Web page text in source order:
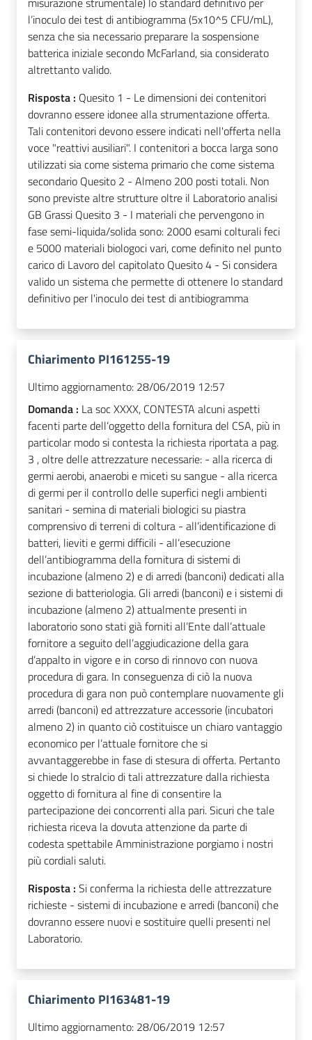
l’inoculo dei test di antibiogramma (5x10^5 CFU/mL),
senza che sia necessario preparare la sospensione
batterica iniziale secondo McFarland, sia considerato
altrettanto valido.
Risposta : Quesito 1 - Le dimensioni dei contenitori
dovranno essere idonee alla strumentazione offerta.
Tali contenitori devono essere indicati nell'offerta nella
voce "reattivi ausiliari". I contenitori a bocca larga sono
utilizzati sia come sistema primario che come sistema
secondario Quesito 2 - Almeno 200 posti totali. Non
sono previste altre strutture oltre il Laboratorio analisi
GB Grassi Quesito 3 - I materiali che pervengono in
fase semi-liquida/solida sono: 2000 esami colturali feci
e 5000 materiali biologoci vari, come definito nel punto
carico di Lavoro del capitolato Quesito 4 - Si considera
valido un sistema che permette di ottenere lo standard
definitivo per l'inoculo dei test di antibiogramma
Chiarimento PI161255-19
Ultimo aggiornamento: 28/06/2019 12:57
Domanda : La soc XXXX, CONTESTA alcuni aspetti
facenti parte dell’oggetto della fornitura del CSA, più in
particolar modo si contesta la richiesta riportata a pag.
3 , oltre delle attrezzature necessarie: - alla ricerca di
germi aerobi, anaerobi e miceti su sangue - alla ricerca
di germi per il controllo delle superfici negli ambienti
sanitari - semina di materiali biologici su piastra
comprensivo di terreni di coltura - all’identificazione di
batteri, lieviti e germi difficili - all’esecuzione
dell’antibiogramma della fornitura di sistemi di
incubazione (almeno 2) e di arredi (banconi) dedicati alla
sezione di batteriologia. Gli arredi (banconi) e i sistemi di
incubazione (almeno 2) attualmente presenti in
laboratorio sono stati già forniti all’Ente dall’attuale
fornitore a seguito dell’aggiudicazione della gara
d’appalto in vigore e in corso di rinnovo con nuova
procedura di gara. In conseguenza di ciò la nuova
procedura di gara non può contemplare nuovamente gli
arredi (banconi) ed attrezzature accessorie (incubatori
almeno 2) in quanto ciò costituisce un chiaro vantaggio
economico per l’attuale fornitore che si
avvantaggerebbe in fase di stesura di offerta. Pertanto
si chiede lo stralcio di tali attrezzature dalla richiesta
oggetto di fornitura al fine di consentire la
partecipazione dei concorrenti alla pari. Sicuri che tale
richiesta riceva la dovuta attenzione da parte di
codesta spettabile Amministrazione porgiamo i nostri
più cordiali saluti.
Risposta : Si conferma la richiesta delle attrezzature
richieste - sistemi di incubazione e arredi (banconi) che
dovranno essere nuovi e sostituire quelli presenti nel
Laboratorio.
Chiarimento PI163481-19
Ultimo aggiornamento: 28/06/2019 12:57